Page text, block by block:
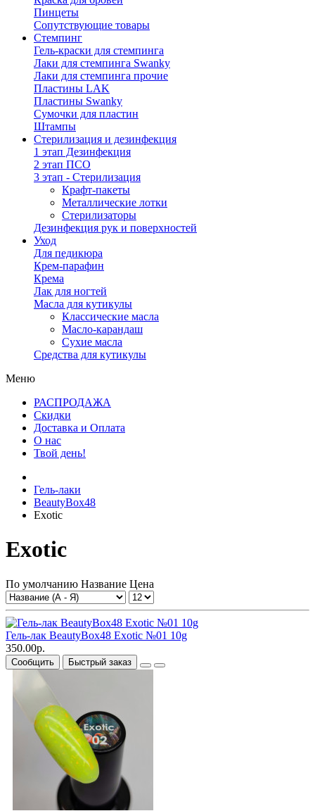
Пинцеты
Сопутствующие товары
Стемпинг
Гель-краски для стемпинга
Лаки для стемпинга Swanky
Лаки для стемпинга прочие
Пластины LAK
Пластины Swanky
Сумочки для пластин
Штампы
Стерилизация и дезинфекция
1 этап Дезинфекция
2 этап ПСО
3 этап - Стерилизация
Крафт-пакеты
Металлические лотки
Стерилизаторы
Дезинфекция рук и поверхностей
Уход
Для педикюра
Крем-парафин
Крема
Лак для ногтей
Масла для кутикулы
Классические масла
Масло-карандаш
Сухие масла
Средства для кутикулы
Меню
РАСПРОДАЖА
Скидки
Доставка и Оплата
О нас
Твой день!
Гель-лаки
BeautyBox48
Exotic
Exotic
По умолчанию Название Цена
Гель-лак BeautyBox48 Exotic №01 10g
350.00р.
Сообщить Быстрый заказ